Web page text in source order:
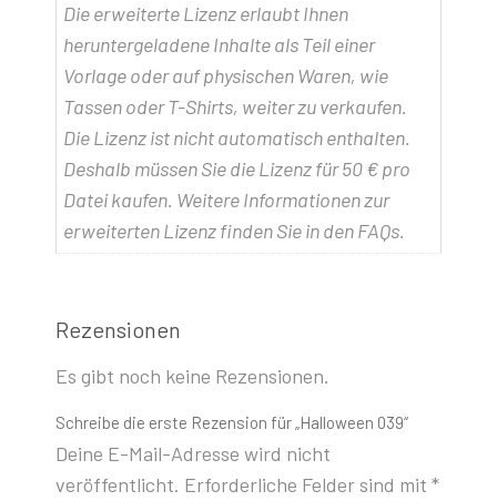
Die erweiterte Lizenz erlaubt Ihnen
heruntergeladene Inhalte als Teil einer
Vorlage oder auf physischen Waren, wie
Tassen oder T-Shirts, weiter zu verkaufen.
Die Lizenz ist nicht automatisch enthalten.
Deshalb müssen Sie die Lizenz für 50 € pro
Datei kaufen. Weitere Informationen zur
erweiterten Lizenz finden Sie in den FAQs.
Rezensionen
Es gibt noch keine Rezensionen.
Schreibe die erste Rezension für „Halloween 039“
Deine E-Mail-Adresse wird nicht
veröffentlicht. Erforderliche Felder sind mit *